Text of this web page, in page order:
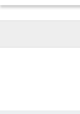
المفتوح، عدا
للكيانات